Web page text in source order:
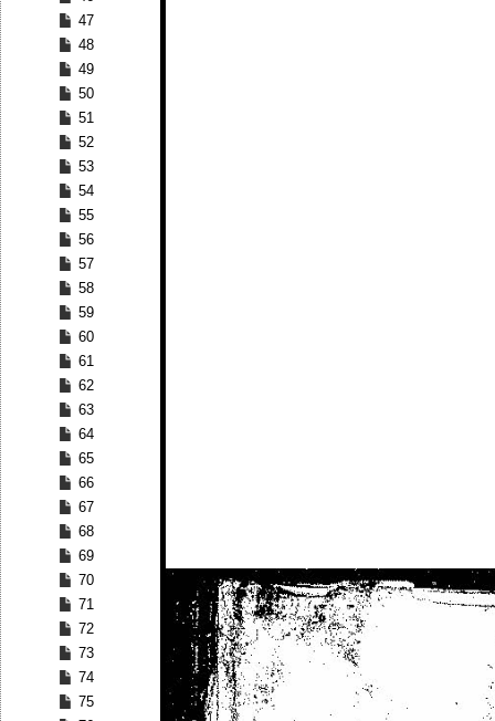
47
48
49
50
51
52
53
54
55
56
57
58
59
60
61
62
63
64
65
66
67
68
69
70
71
72
73
74
75